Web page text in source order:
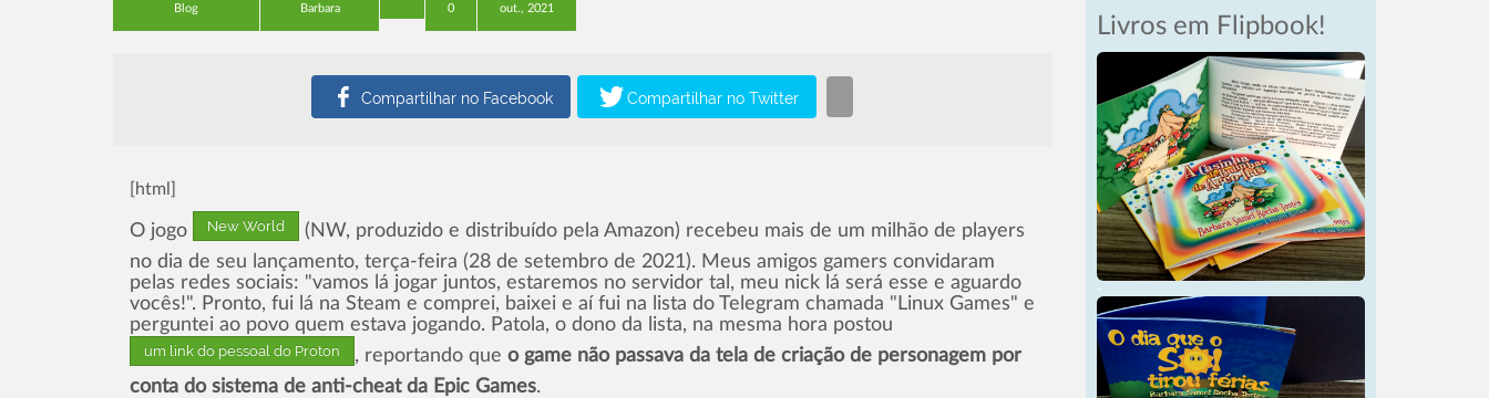
Blog Barbara 0 out., 2021
[html]
O jogo New World
(NW, produzido e distribuído pela Amazon) recebeu mais de um milhão de players
no dia de seu lançamento, terça-feira (28 de setembro de 2021). Meus amigos gamers convidaram
pelas redes sociais: "vamos lá jogar juntos, estaremos no servidor tal, meu nick lá será esse e aguardo
vocês!". Pronto, fui lá na Steam e comprei, baixei e aí fui na lista do Telegram chamada "Linux Games" e
perguntei ao povo quem estava jogando. Patola, o dono da lista, na mesma hora postou
um link do pessoal do Proton , reportando que o game não passava da tela de criação de personagem por
conta do sistema de anti-cheat da Epic Games.
Livros em Flipbook!
-